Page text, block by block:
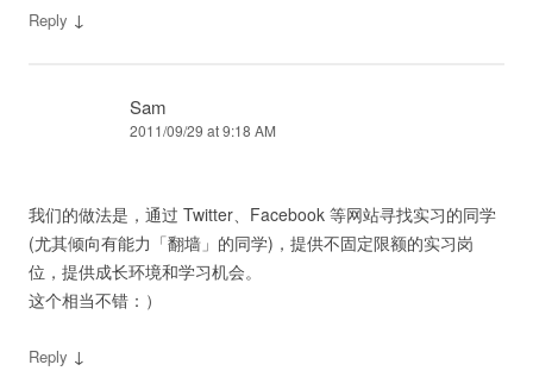
Reply ↓
Sam
2011/09/29 at 9:18 AM
我们的做法是，通过 Twitter、Facebook 等网站寻找实习的同学
(尤其倾向有能力「翻墙」的同学)，提供不固定限额的实习岗
位，提供成长环境和学习机会。
这个相当不错：）
Reply ↓